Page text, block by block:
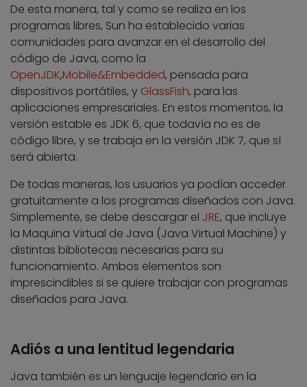
De esta manera, tal y como se realiza en los
programas libres, Sun ha establecido varias
comunidades para avanzar en el desarrollo del
código de Java, como la
OpenJDK,Mobile&Embedded, pensada para
dispositivos portátiles, y GlassFish, para las
aplicaciones empresariales. En estos momentos, la
versión estable es JDK 6, que todavía no es de
código libre, y se trabaja en la versión JDK 7, que sí
será abierta.
De todas maneras, los usuarios ya podían acceder
gratuitamente a los programas diseñados con Java.
Simplemente, se debe descargar el JRE, que incluye
la Maquina Virtual de Java (Java Virtual Machine) y
distintas bibliotecas necesarias para su
funcionamiento. Ambos elementos son
imprescindibles si se quiere trabajar con programas
diseñados para Java.
Adiós a una lentitud legendaria
Java también es un lenguaje legendario en la